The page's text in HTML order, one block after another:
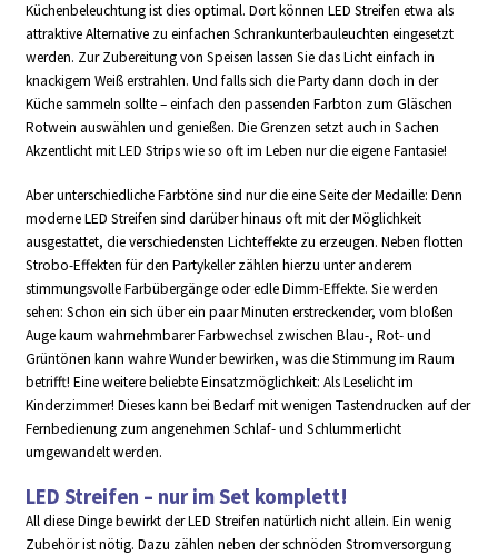
Küchenbeleuchtung ist dies optimal. Dort können LED Streifen etwa als
attraktive Alternative zu einfachen Schrankunterbauleuchten eingesetzt
werden. Zur Zubereitung von Speisen lassen Sie das Licht einfach in
knackigem Weiß erstrahlen. Und falls sich die Party dann doch in der
Küche sammeln sollte – einfach den passenden Farbton zum Gläschen
Rotwein auswählen und genießen. Die Grenzen setzt auch in Sachen
Akzentlicht mit LED Strips wie so oft im Leben nur die eigene Fantasie!
Aber unterschiedliche Farbtöne sind nur die eine Seite der Medaille: Denn
moderne LED Streifen sind darüber hinaus oft mit der Möglichkeit
ausgestattet, die verschiedensten Lichteffekte zu erzeugen. Neben flotten
Strobo-Effekten für den Partykeller zählen hierzu unter anderem
stimmungsvolle Farbübergänge oder edle Dimm-Effekte. Sie werden
sehen: Schon ein sich über ein paar Minuten erstreckender, vom bloßen
Auge kaum wahrnehmbarer Farbwechsel zwischen Blau-, Rot- und
Grüntönen kann wahre Wunder bewirken, was die Stimmung im Raum
betrifft! Eine weitere beliebte Einsatzmöglichkeit: Als Leselicht im
Kinderzimmer! Dieses kann bei Bedarf mit wenigen Tastendrucken auf der
Fernbedienung zum angenehmen Schlaf- und Schlummerlicht
umgewandelt werden.
LED Streifen – nur im Set komplett!
All diese Dinge bewirkt der LED Streifen natürlich nicht allein. Ein wenig
Zubehör ist nötig. Dazu zählen neben der schnöden Stromversorgung